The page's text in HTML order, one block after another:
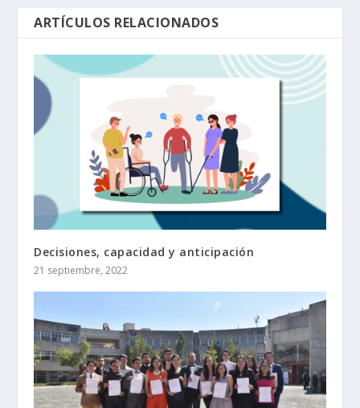
ARTÍCULOS RELACIONADOS
Decisiones, capacidad y anticipación
21 septiembre, 2022